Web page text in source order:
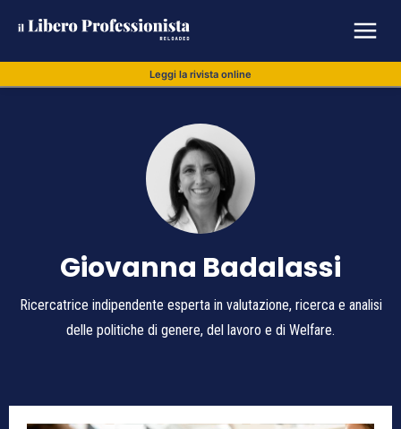
Leggi la rivista online
Giovanna Badalassi
Ricercatrice indipendente esperta in valutazione, ricerca e analisi
delle politiche di genere, del lavoro e di Welfare.